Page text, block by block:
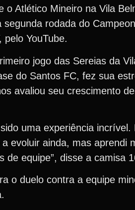
Atlético Mineiro na Vila
rodada do
YouTube.
jogo das Sereias da
do Santos FC, fez sua
avaliou seu crescimento
uma experiência
evoluir ainda, mas aprendi
equipe”, disse a camisa
o duelo contra a equipe